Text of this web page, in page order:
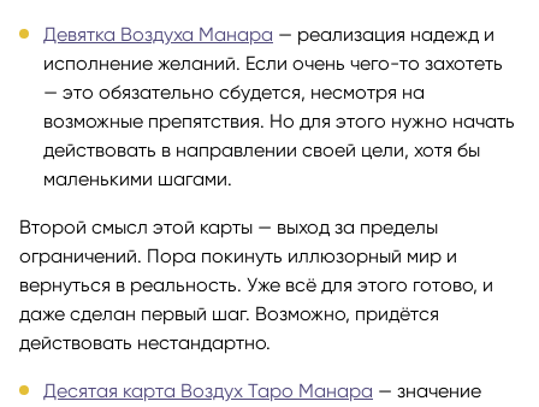
Девятка Воздуха Манара — реализация надежд и
исполнение желаний. Если очень чего-то захотеть
— это обязательно сбудется, несмотря на
возможные препятствия. Но для этого нужно начать
действовать в направлении своей цели, хотя бы
маленькими шагами.
Второй смысл этой карты — выход за пределы
ограничений. Пора покинуть иллюзорный мир и
вернуться в реальность. Уже всё для этого готово, и
даже сделан первый шаг. Возможно, придётся
действовать нестандартно.
Десятая карта Воздух Таро Манара — значение